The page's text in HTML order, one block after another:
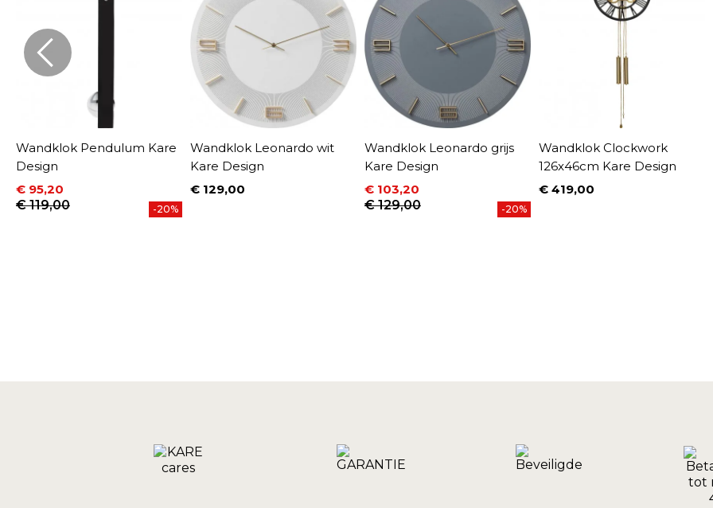
Wandklok Pendulum Kare
Design
Prijs
€ 95,20
Normale prijs
€ 119,00 -20%
Wandklok Leonardo wit
Kare Design
Prijs
€ 129,00
Wandklok Leonardo grijs
Kare Design
Prijs
€ 103,20
Normale prijs
€ 129,00 -20%
Wandklok Clockwork
126x46cm Kare Design
Prijs
€ 419,00